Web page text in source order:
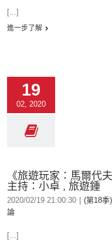
[...]
進一步了解
19
02, 2020
《旅遊玩家：馬爾代
主持：小卓 , 旅遊鍾
2020/02/19 21:00:30 (第18季
論
[...]